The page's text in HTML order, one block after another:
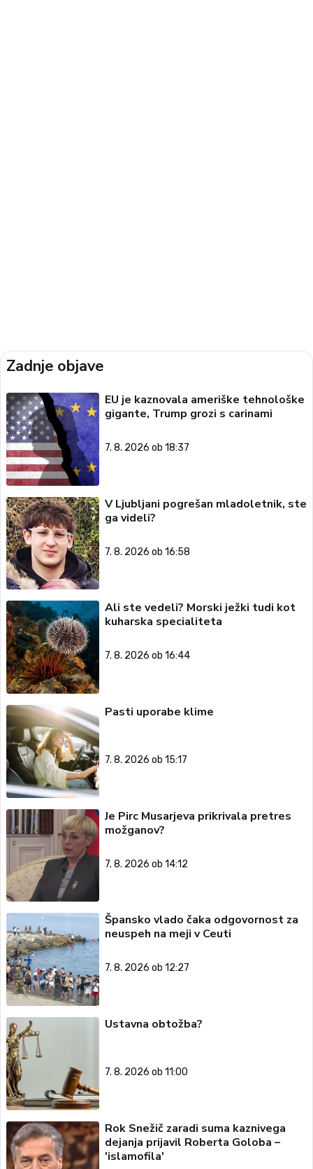
Zadnje objave
EU je kaznovala ameriške tehnološke
gigante, Trump grozi s carinami
7. 8. 2026 ob 18:37
V Ljubljani pogrešan mladoletnik, ste
ga videli?
7. 8. 2026 ob 16:58
Ali ste vedeli? Morski ježki tudi kot
kuharska specialiteta
7. 8. 2026 ob 16:44
Pasti uporabe klime
7. 8. 2026 ob 15:17
Je Pirc Musarjeva prikrivala pretres
možganov?
7. 8. 2026 ob 14:12
Špansko vlado čaka odgovornost za
neuspeh na meji v Ceuti
7. 8. 2026 ob 12:27
Ustavna obtožba?
7. 8. 2026 ob 11:00
Rok Snežič zaradi suma kaznivega
dejanja prijavil Roberta Goloba –
'islamofila'